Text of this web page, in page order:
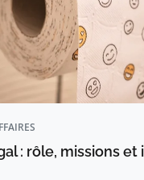
: rôle, missions